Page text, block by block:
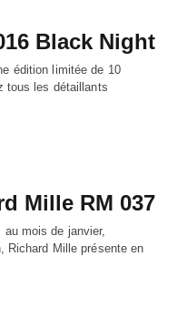
Black Night
édition limitée de 10
tous les détaillants
Mille RM 037
mois de janvier,
Richard Mille présente en